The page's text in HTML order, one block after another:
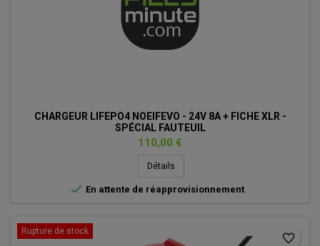
CHARGEUR LIFEPO4 NOEIFEVO - 24V 8A + FICHE XLR -
SPÉCIAL FAUTEUIL
Prix
110,00 €
Détails
 En attente de réapprovisionnement
Rupture de stock favorite_border